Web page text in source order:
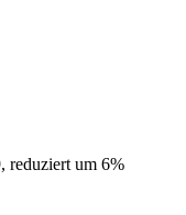
reduziert um 6%